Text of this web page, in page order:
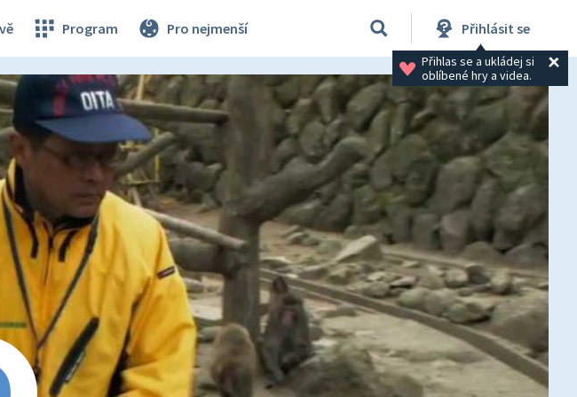
Program Pro nejmenší Přihlásit se
Přihlas se a ukládej si
oblíbené hry a videa.